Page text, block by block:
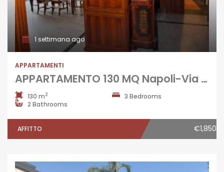
1 settimana ago
APPARTAMENTI
APPARTAMENTO 130 MQ Napoli-Via Duomo
130 m2
3 Bedrooms
2 Bathrooms
AFFITTO €1,850